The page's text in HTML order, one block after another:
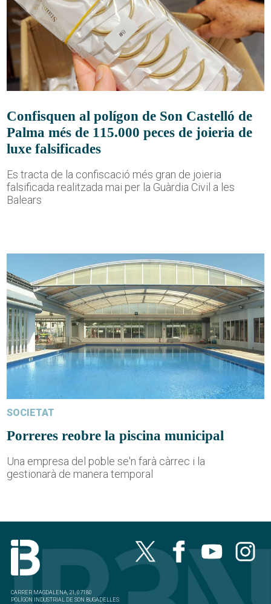
Confisquen al polígon de Son Castelló de
Palma més de 115.000 peces de joieria de
luxe falsificades
Es tracta de la confiscació més gran de joieria
falsificada realitzada mai per la Guàrdia Civil a les
Balears
SOCIETAT
Porreres reobre la piscina municipal
Una empresa del poble se'n farà càrrec i la
gestionarà de manera temporal
CARRER MAGDALENA, 21, 07180
POLÍGON INDUSTRIAL DE SON BUGADELLES